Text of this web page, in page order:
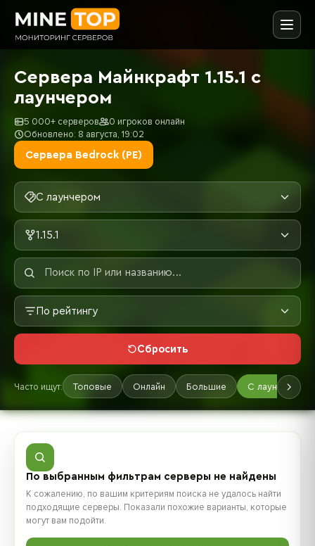
Сервера Майнкрафт 1.15.1 с
лаунчером
5 000+ серверов
0 игроков онлайн
Обновлено: 8 августа, 19:02
Сервера Bedrock (PE)
С лаунчером
1.15.1
По рейтингу
Сбросить
Часто ищут: Топовые Онлайн Большие С лаунчером
По выбранным фильтрам серверы не найдены
К сожалению, по вашим критериям поиска не удалось найти
подходящие серверы. Показали похожие варианты, которые
могут вам подойти.